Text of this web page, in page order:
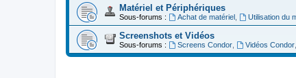
Matériel et Périphériques
Sous-forums : Achat de matériel, Utilisation du
Screenshots et Vidéos
Sous-forums : Screens Condor, Vidéos Condor,